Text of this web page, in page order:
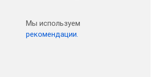
Мы используем
рекомендации.